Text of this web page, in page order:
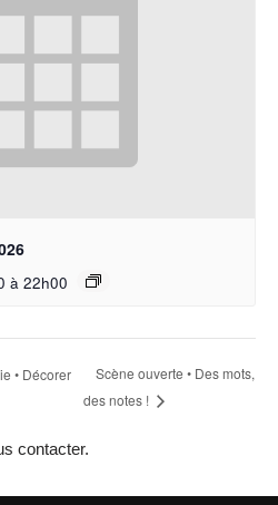
à 22h00
• Décorer
Scène ouverte • Des mots,
des notes !
contacter.